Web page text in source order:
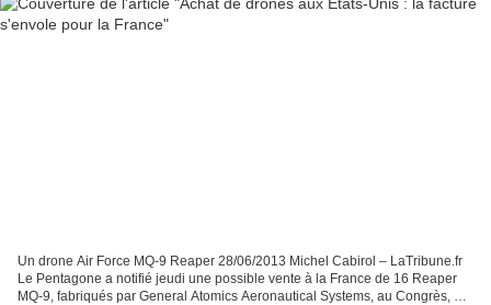
Un drone Air Force MQ-9 Reaper 28/06/2013 Michel Cabirol – LaTribune.fr
Le Pentagone a notifié jeudi une possible vente à la France de 16 Reaper
MQ-9, fabriqués par General Atomics Aeronautical Systems, au Congrès, qui